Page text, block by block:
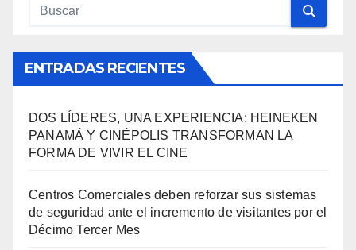
ENTRADAS RECIENTES
DOS LÍDERES, UNA EXPERIENCIA: HEINEKEN
PANAMÁ Y CINÉPOLIS TRANSFORMAN LA
FORMA DE VIVIR EL CINE
Centros Comerciales deben reforzar sus sistemas
de seguridad ante el incremento de visitantes por el
Décimo Tercer Mes